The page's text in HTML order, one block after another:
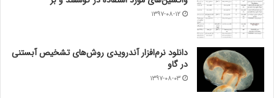
۱۳۹۷-۰۸-۱۲
دانلود نرم‌افزار آندرویدی روش‌های تشخیص آبستنی
در گاو
۱۳۹۷-۰۸-۰۳